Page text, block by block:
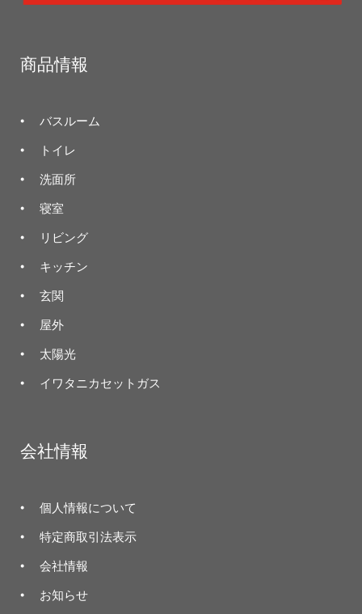
商品情報
バスルーム
トイレ
洗面所
寝室
リビング
キッチン
玄関
屋外
太陽光
イワタニカセットガス
会社情報
個人情報について
特定商取引法表示
会社情報
お知らせ